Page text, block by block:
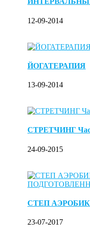
12-09-2014
ЙОГАТЕРАПИЯ
13-09-2014
СТРЕТЧИНГ
24-09-2015
СТЕП
23-07-2017